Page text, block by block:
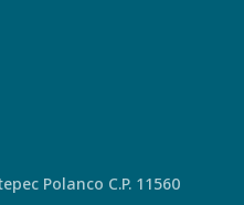
Polanco C.P. 11560